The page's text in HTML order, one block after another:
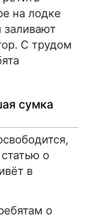
на лодке
С трудом
сумка
о
в
о